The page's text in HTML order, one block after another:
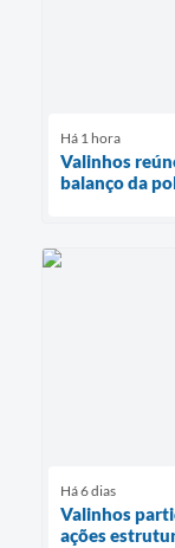
Há 1 hora
Valinhos
balanço da
Há 6 dias
Valinhos
ações